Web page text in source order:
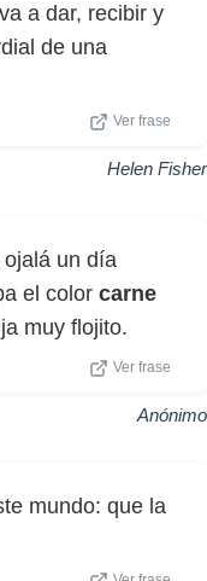
a dar, recibir y
de una
Ver frase
Helen Fisher
un día
el color carne
muy flojito.
Ver frase
Anónimo
mundo: que la